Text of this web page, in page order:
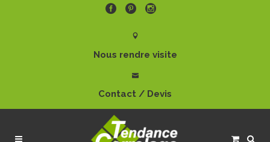
Nous rendre visite
Contact / Devis